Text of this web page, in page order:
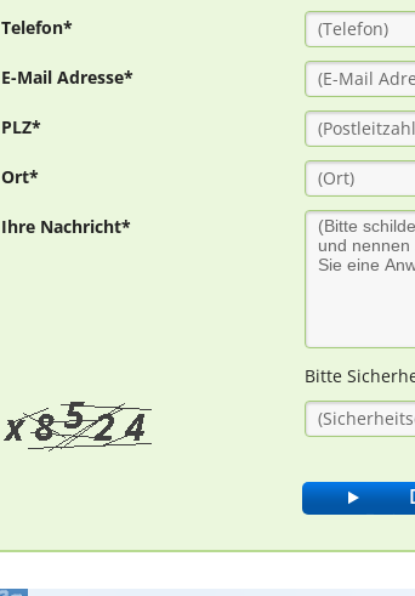
Telefon*
E-Mail Adresse*
PLZ*
Ort*
Ihre Nachricht*
Bitte